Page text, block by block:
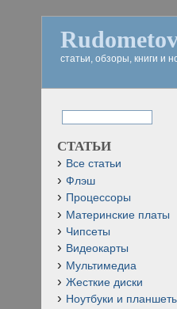
статьи, обзоры, книги и
СТАТЬИ
Все статьи
Флэш
Процессоры
Материнские платы
Чипсеты
Видеокарты
Мультимедиа
Жесткие диски
Ноутбуки и